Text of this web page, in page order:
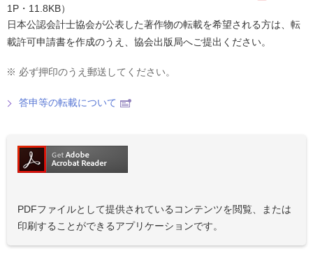
1P・11.8KB）
日本公認会計士協会が公表した著作物の転載を希望される方は、転
載許可申請書を作成のうえ、協会出版局へご提出ください。
※ 必ず押印のうえ郵送してください。
答申等の転載について
PDFファイルとして提供されているコンテンツを閲覧、または
印刷することができるアプリケーションです。